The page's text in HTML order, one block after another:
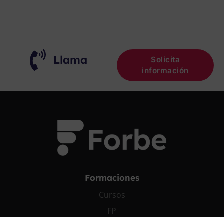
Llama
Solicita
información
Formaciones
Cursos
FP